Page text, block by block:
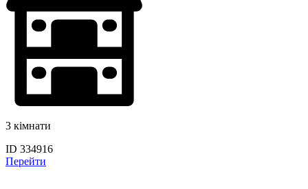
3 кімнати
ID 334916
Перейти